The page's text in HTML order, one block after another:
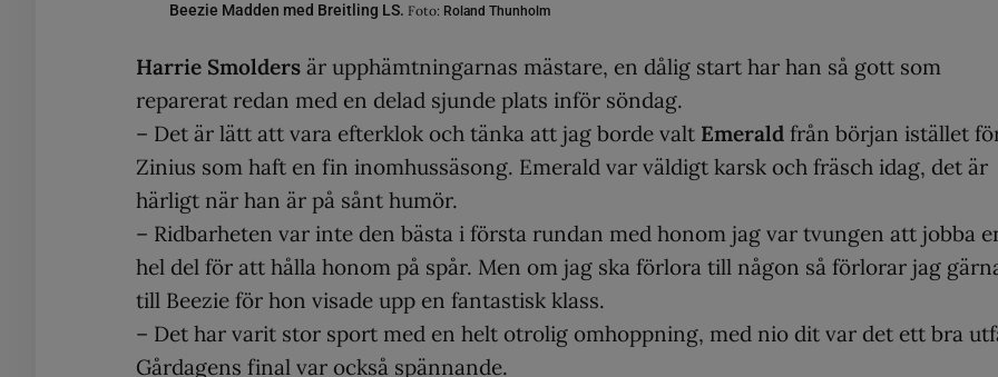
Beezie Madden med Breitling LS. Foto: Roland Thunholm
Harrie Smolders är upphämtningarnas mästare, en dålig start har han så gott som
reparerat redan med en delad sjunde plats inför söndag.
– Det är lätt att vara efterklok och tänka att jag borde valt Emerald från början istället
Zinius som haft en fin inomhussäsong. Emerald var väldigt karsk och fräsch idag, det är
härligt när han är på sånt humör.
– Ridbarheten var inte den bästa i första rundan med honom jag var tvungen att jobba
hel del för att hålla honom på spår. Men om jag ska förlora till någon så förlorar jag
till Beezie för hon visade upp en fantastisk klass.
– Det har varit stor sport med en helt otrolig omhoppning, med nio dit var det ett bra
Gårdagens final var också spännande.